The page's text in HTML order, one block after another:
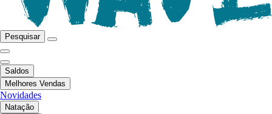
Pesquisar
Saldos
Melhores Vendas
Novidades
Natação